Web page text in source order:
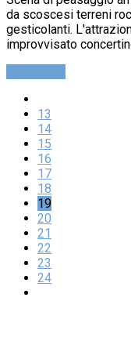
da scoscesi terreni
gesticolanti.
improvvisato
13
14
15
16
17
18
19
20
21
22
23
24